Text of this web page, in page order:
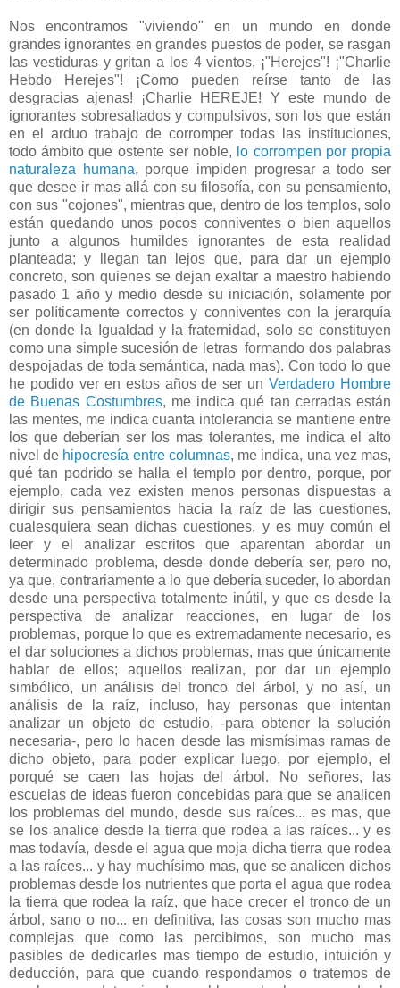
Nos encontramos "viviendo" en un mundo en donde
grandes ignorantes en grandes puestos de poder, se rasgan
las vestiduras y gritan a los 4 vientos, ¡"Herejes"! ¡"Charlie
Hebdo Herejes"! ¡Como pueden reírse tanto de las
desgracias ajenas! ¡Charlie HEREJE! Y este mundo de
ignorantes sobresaltados y compulsivos, son los que están
en el arduo trabajo de corromper todas las instituciones,
todo ámbito que ostente ser noble, lo corrompen por propia
naturaleza humana, porque impiden progresar a todo ser
que desee ir mas allá con su filosofía, con su pensamiento,
con sus "cojones", mientras que, dentro de los templos, solo
están quedando unos pocos conniventes o bien aquellos
junto a algunos humildes ignorantes de esta realidad
planteada; y llegan tan lejos que, para dar un ejemplo
concreto, son quienes se dejan exaltar a maestro habiendo
pasado 1 año y medio desde su iniciación, solamente por
ser políticamente correctos y conniventes con la jerarquía
(en donde la Igualdad y la fraternidad, solo se constituyen
como una simple sucesión de letras formando dos palabras
despojadas de toda semántica, nada mas). Con todo lo que
he podido ver en estos años de ser unVerdadero Hombre
de Buenas Costumbres, me indica qué tan cerradas están
las mentes, me indica cuanta intolerancia se mantiene entre
los que deberían ser los mas tolerantes, me indica el alto
nivel de hipocresía entre columnas, me indica, una vez mas,
qué tan podrido se halla el templo por dentro, porque, por
ejemplo, cada vez existen menos personas dispuestas a
dirigir sus pensamientos hacia la raíz de las cuestiones,
cualesquiera sean dichas cuestiones, y es muy común el
leer y el analizar escritos que aparentan abordar un
determinado problema, desde donde debería ser, pero no,
ya que, contrariamente a lo que debería suceder, lo abordan
desde una perspectiva totalmente inútil, y que es desde la
perspectiva de analizar reacciones, en lugar de los
problemas, porque lo que es extremadamente necesario, es
el dar soluciones a dichos problemas, mas que únicamente
hablar de ellos; aquellos realizan, por dar un ejemplo
simbólico, un análisis del tronco del árbol, y no así, un
análisis de la raíz, incluso, hay personas que intentan
analizar un objeto de estudio, -para obtener la solución
necesaria-, pero lo hacen desde las mismísimas ramas de
dicho objeto, para poder explicar luego, por ejemplo, el
porqué se caen las hojas del árbol. No señores, las
escuelas de ideas fueron concebidas para que se analicen
los problemas del mundo, desde sus raíces... es mas, que
se los analice desde la tierra que rodea a las raíces... y es
mas todavía, desde el agua que moja dicha tierra que rodea
a las raíces... y hay muchísimo mas, que se analicen dichos
problemas desde los nutrientes que porta el agua que rodea
la tierra que rodea la raíz, que hace crecer el tronco de un
árbol, sano o no... en definitiva, las cosas son mucho mas
complejas que como las percibimos, son mucho mas
pasibles de dedicarles mas tiempo de estudio, intuición y
deducción, para que cuando respondamos o tratemos de